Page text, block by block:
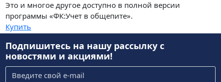
Это и многое другое доступно в полной версии
программы «ФК:Учет в общепите».
Купить
Подпишитесь на нашу рассылкус
новостями и акциями!